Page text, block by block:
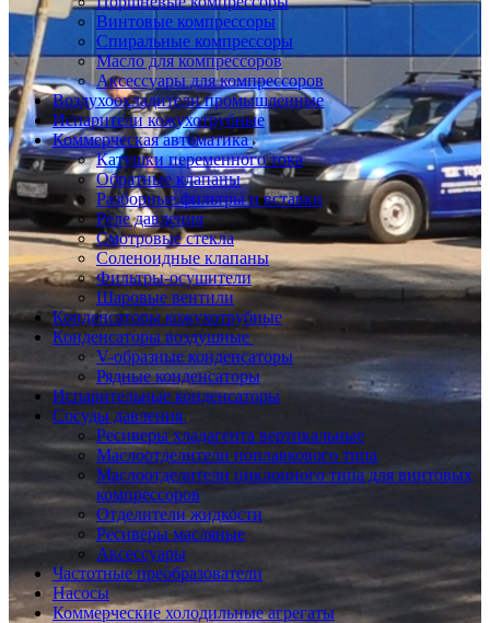
Винтовые компрессоры
Спиральные компрессоры
Масло для компрессоров
Аксессуары для компрессоров
Воздухоохладители промышленные
Испарители кожухотрубные
Коммерческая автоматика
Катушки переменного тока
Обратные клапаны
Разборные фильтры и вставки
Реле давления
Смотровые стекла
Соленоидные клапаны
Фильтры-осушители
Шаровые вентили
Конденсаторы кожухотрубные
Конденсаторы воздушные
V-образные конденсаторы
Рядные конденсаторы
Испарительные конденсаторы
Сосуды давления
Ресиверы хладагента вертикальные
Маслоотделители поплавкового типа
Маслоотделители циклонного типа для винтовых
компрессоров
Отделители жидкости
Ресиверы масляные
Аксессуары
Частотные преобразователи
Насосы
Коммерческие холодильные агрегаты